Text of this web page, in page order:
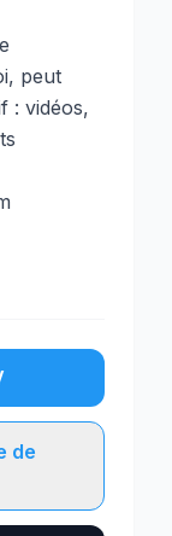
peut
: vidéos,
de